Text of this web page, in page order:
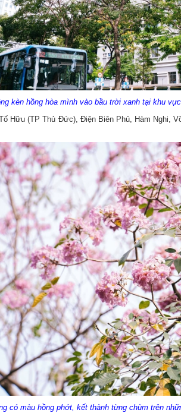
kèn hồng hòa mình vào bầu trời xanh tại khu
Hữu (TP Thủ Đức), Điện Biên Phủ, Hàm Nghi,
có màu hồng phớt, kết thành từng chùm trên